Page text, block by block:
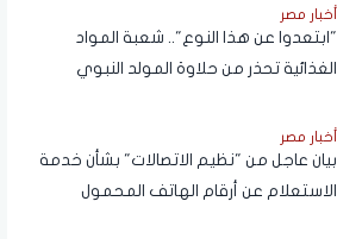
أخبار مصر
"ابتعدوا عن هذا النوع".. شعبة المواد
الغذائية تحذر من حلاوة المولد النبوي
أخبار مصر
بيان عاجل من "نظيم الاتصالات" بشأن خدمة
الاستعلام عن أرقام الهاتف المحمول